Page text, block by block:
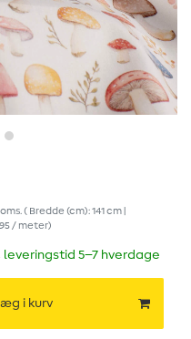
( Bredde (cm): 141 cm |
/ meter)
5–7 hverdage
i kurv